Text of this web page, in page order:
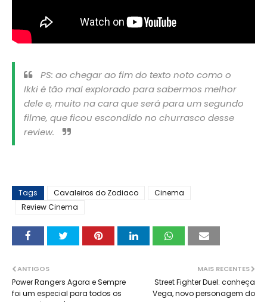
PS: ao chegar ao fim do texto noto como o
Ikki é tão mal explorado para sabermos melhor
dele e, muito na cara que será para um segundo
filme, que ficou escondido no churrasco desse
review.
Tags Cavaleiros do Zodiaco
Cinema
Review Cinema
MAIS RECENTES
Street Fighter Duel: conheça
Vega, novo personagem do
ANTIGOS
Power Rangers Agora e Sempre
foi um especial para todos os